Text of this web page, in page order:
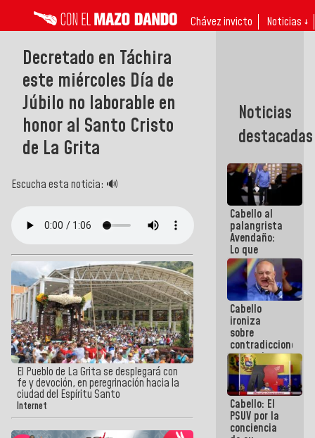
Chávez invicto Noticias ↓
Decretado en Táchira
este miércoles Día de
Júbilo no laborable en
honor al Santo Cristo
de La Grita
Escucha esta noticia: 🔊
El Pueblo de La Grita se desplegará con
fe y devoción, en peregrinación hacia la
ciudad del Espíritu Santo
Internet
Noticias
destacadas
Cabello al
palangrista
Avendaño:
Lo que
vayas a
escribir
hazlo hoy
por que no
sabemos si
la semana
que viene
hay
programa
Cabello
ironiza
sobre
contradicciones
y mentiras
de María
Machado:
¡Créanle!
Cabello: El
PSUV por la
conciencia